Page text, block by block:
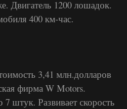
Двигатель 1200 лошадок.
400 км-час.
3,41 млн.долларов
фирма W Motors.
7 штук. Развивает скорость